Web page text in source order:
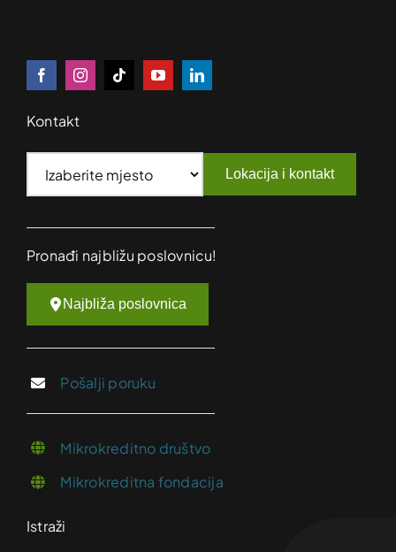
Kontakt
Lokacija i kontakt
Pronađi najbližu poslovnicu!
Najbliža poslovnica
Pošalji poruku
Mikrokreditno društvo
Mikrokreditna fondacija
Istraži